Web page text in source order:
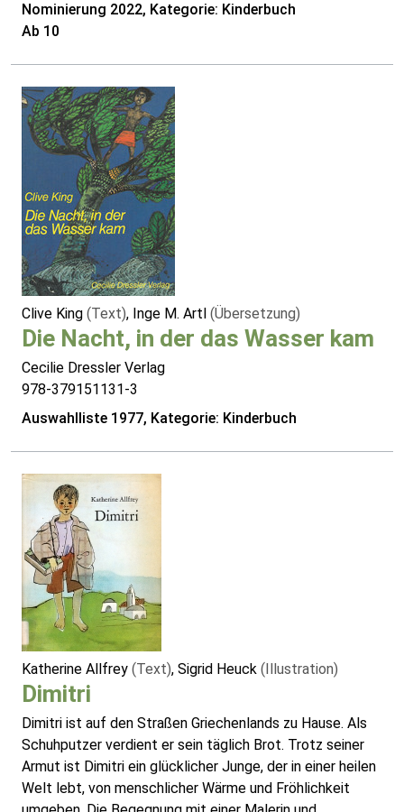
Nominierung 2022, Kategorie: Kinderbuch
Ab 10
Clive King (Text), Inge M. Artl (Übersetzung)
Die Nacht, in der das Wasser kam
Cecilie Dressler Verlag
978-379151131-3
Auswahlliste 1977, Kategorie: Kinderbuch
Katherine Allfrey (Text), Sigrid Heuck (Illustration)
Dimitri
Dimitri ist auf den Straßen Griechenlands zu Hause. Als
Schuhputzer verdient er sein täglich Brot. Trotz seiner
Armut ist Dimitri ein glücklicher Junge, der in einer heilen
Welt lebt, von menschlicher Wärme und Fröhlichkeit